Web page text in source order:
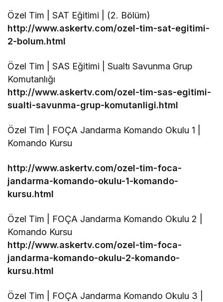
Özel Tim | SAT Eğitimi | (2. Bölüm)
http://www.askertv.com/ozel-tim-sat-egitimi-
2-bolum.html
Özel Tim | SAS Eğitimi | Sualtı Savunma Grup
Komutanlığı
http://www.askertv.com/ozel-tim-sas-egitimi-
sualti-savunma-grup-komutanligi.html
Özel Tim | FOÇA Jandarma Komando Okulu 1 |
Komando Kursu
http://www.askertv.com/ozel-tim-foca-
jandarma-komando-okulu-1-komando-
kursu.html
Özel Tim | FOÇA Jandarma Komando Okulu 2 |
Komando Kursu
http://www.askertv.com/ozel-tim-foca-
jandarma-komando-okulu-2-komando-
kursu.html
Özel Tim | FOÇA Jandarma Komando Okulu 3 |